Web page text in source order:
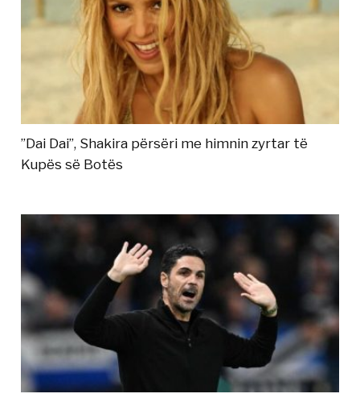
”Dai Dai”, Shakira përsëri me himnin zyrtar të
Kupës së Botës